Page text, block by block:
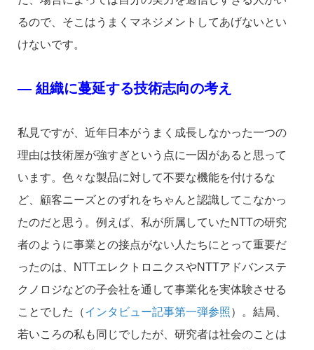
るので、そこはうまくマネジメントしてあげないとい
けないです。
― 組織に蔓延する技術志向の考え
私見ですが、近年日本がうまく成長しなかった一つの
理由は技術屋が強すぎという点に一因があると思って
います。色々な製品に対して不要な機能を付けるな
ど、顧客ニーズとのずれをちゃんと認識してこなかっ
たのだと思う。例えば、私が所属していたNTTの研究
者のように事業との接点がない人たちにとって重要だ
ったのは、NTTエレクトロニクスやNTTアドバンステ
クノロジなどの子会社を通して事業化を実体験させる
ことでした（インタビュー記事第一弾参照）。結局、
若いころの私も同じでしたが、研究者は社会のことは